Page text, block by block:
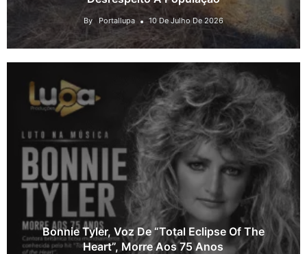
By Portallupa 10 De Julho De 2026
Bonnie Tyler, Voz De “Total Eclipse Of The
Heart”, Morre Aos 75 Anos